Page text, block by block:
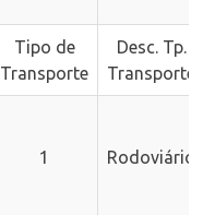
Tipo de
Transporte
Desc. Tp.
Transporte
1
Rodoviário